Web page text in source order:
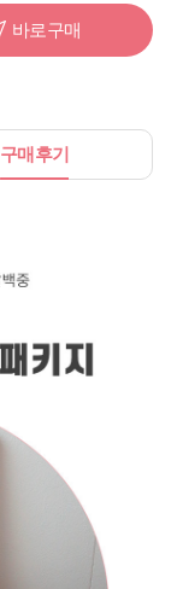
바로구매
구매후기